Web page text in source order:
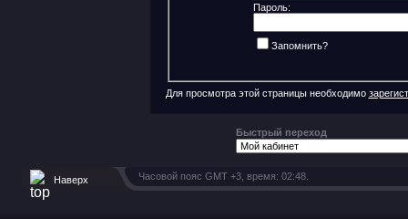
Пароль:
Запомнить?
Для просмотра этой страницы необходимо
Быстрый переход
Наверх Часовой пояс GMT +3, время: 02:48